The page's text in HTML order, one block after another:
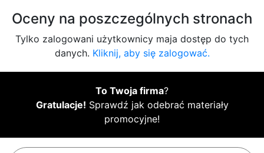
Oceny na poszczególnych stronach
Tylko zalogowani użytkownicy maja dostęp do tych
danych. Kliknij, aby się zalogować.
To Twoja firma?
Gratulacje! Sprawdź jak odebrać materiały
promocyjne!